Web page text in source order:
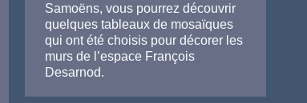
Samoëns, vous pourrez découvrir
quelques tableaux de mosaïques
qui ont été choisis pour décorer les
murs de l’espace François
Desarnod.